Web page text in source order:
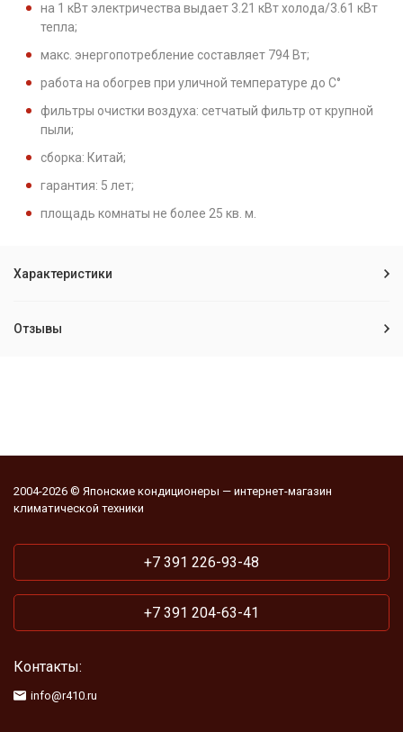
на 1 кВт электричества выдает 3.21 кВт холода/3.61 кВт
тепла;
макс. энергопотребление составляет 794 Вт;
работа на обогрев при уличной температуре до С°
фильтры очистки воздуха: сетчатый фильтр от крупной
пыли;
сборка: Китай;
гарантия: 5 лет;
площадь комнаты не более 25 кв. м.
Характеристики
Отзывы
2004-2026 © Японские кондиционеры — интернет-магазин
климатической техники
+7 391 226-93-48
+7 391 204-63-41
Контакты:
info@r410.ru